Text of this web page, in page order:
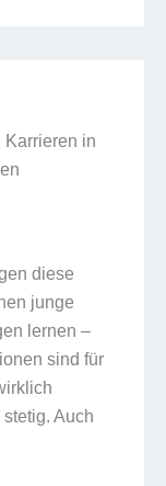
Karrieren in
diese
junge
lernen –
sind für
Auch